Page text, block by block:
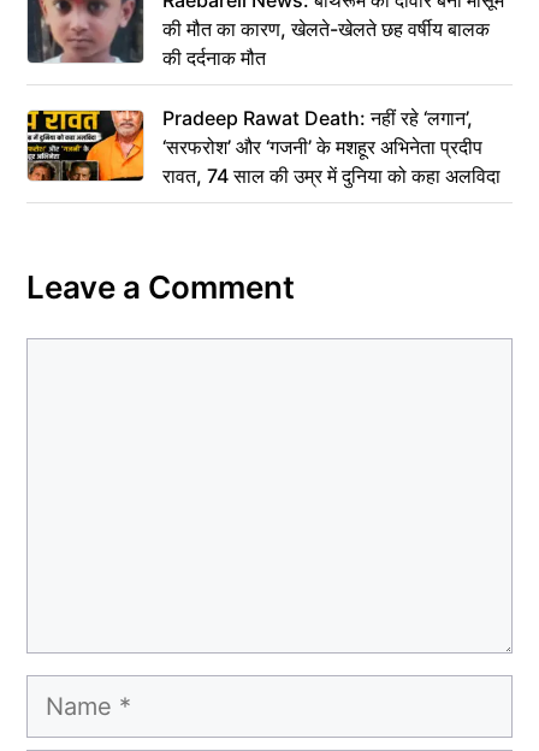
की मौत का कारण, खेलते-खेलते छह वर्षीय बालक
की दर्दनाक मौत
Pradeep Rawat Death: नहीं रहे ‘लगान’,
‘सरफरोश’ और ‘गजनी’ के मशहूर अभिनेता प्रदीप
रावत, 74 साल की उम्र में दुनिया को कहा अलविदा
Leave a Comment
Name